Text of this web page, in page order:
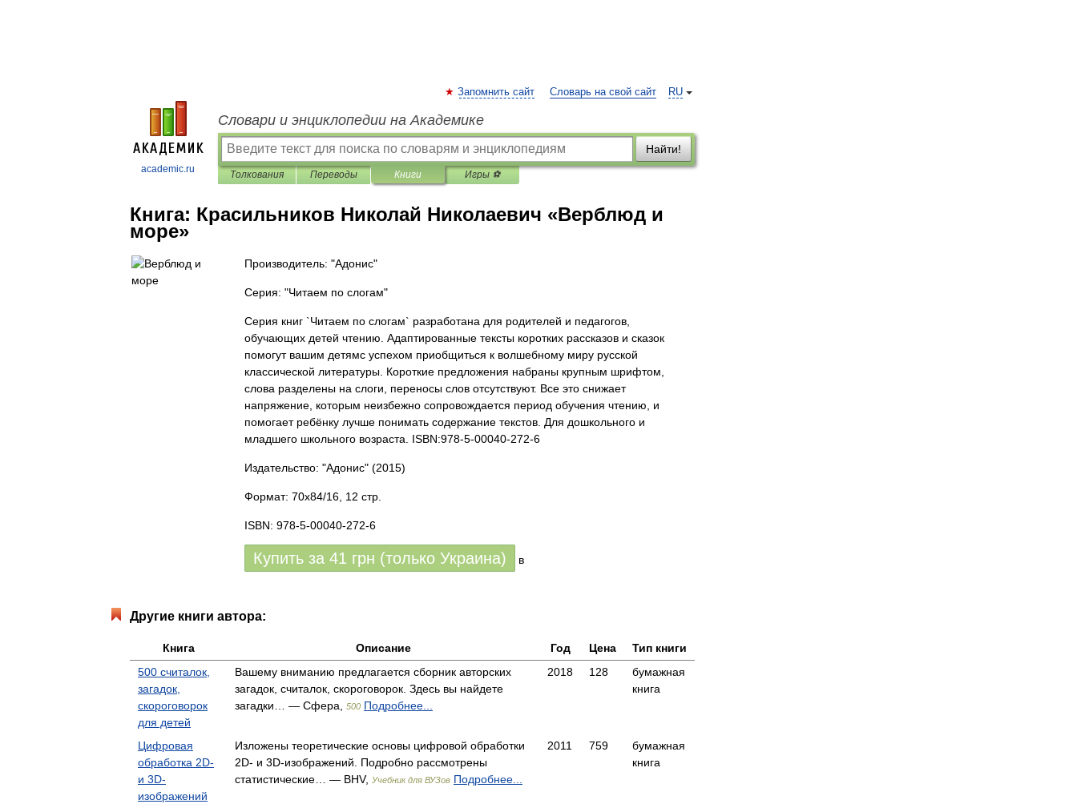
academic.ru
RU
Запомнить сайт Словарь на свой сайт
Словари и энциклопедии на Академике
Найти!
Толкования Переводы Книги Игры ⚽
Книга: Красильников Николай Николаевич «Верблюд и
море»
Производитель: "Адонис"
Серия: "Читаем по слогам"
Серия книг `Читаем по слогам` разработана для родителей и педагогов,
обучающих детей чтению. Адаптированные тексты коротких рассказов и сказок
помогут вашим детямс успехом приобщиться к волшебному миру русской
классической литературы. Короткие предложения набраны крупным шрифтом,
слова разделены на слоги, переносы слов отсутствуют. Все это снижает
напряжение, которым неизбежно сопровождается период обучения чтению, и
помогает ребёнку лучше понимать содержание текстов. Для дошкольного и
младшего школьного возраста. ISBN:978-5-00040-272-6
Издательство: "Адонис" (2015)
Формат: 70x84/16, 12 стр.
ISBN: 978-5-00040-272-6
Купить за 41 грн (только Украина) в
Другие книги автора:
Книга Описание Год Цена
Тип книги
500 считалок,
загадок,
скороговорок
для детей
Вашему вниманию предлагается сборник авторских
загадок, считалок, скороговорок. Здесь вы найдете
загадки… — Сфера,
500 Подробнее...
2018 128
бумажная
книга
Цифровая
обработка 2D-
и 3D-
изображений
Изложены теоретические основы цифровой обработки
2D- и 3D-изображений. Подробно рассмотрены
статистические… — BHV, Учебник для ВУЗов Подробнее...
2011 759
бумажная
книга